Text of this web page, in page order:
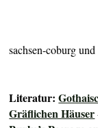
sachsen-coburg
Literatur:
Gräflichen Häuser